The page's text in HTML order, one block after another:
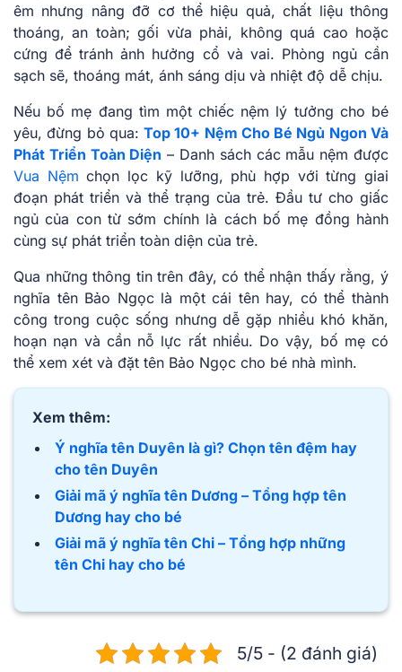
êm nhưng nâng đỡ cơ thể hiệu quả, chất liệu thông
thoáng, an toàn; gối vừa phải, không quá cao hoặc
cứng để tránh ảnh hưởng cổ và vai. Phòng ngủ cần
sạch sẽ, thoáng mát, ánh sáng dịu và nhiệt độ dễ chịu.
Nếu bố mẹ đang tìm một chiếc nệm lý tưởng cho bé
yêu, đừng bỏ qua:Top 10+ Nệm Cho Bé Ngủ Ngon Và
Phát Triển Toàn Diện – Danh sách các mẫu nệm được
Vua Nệm chọn lọc kỹ lưỡng, phù hợp với từng giai
đoạn phát triển và thể trạng của trẻ. Đầu tư cho giấc
ngủ của con từ sớm chính là cách bố mẹ đồng hành
cùng sự phát triển toàn diện của trẻ.
Qua những thông tin trên đây, có thể nhận thấy rằng, ý
nghĩa tên Bảo Ngọc là một cái tên hay, có thể thành
công trong cuộc sống nhưng dễ gặp nhiều khó khăn,
hoạn nạn và cần nỗ lực rất nhiều. Do vậy, bố mẹ có
thể xem xét và đặt tên Bảo Ngọc cho bé nhà mình.
Xem thêm:
Ý nghĩa tên Duyên là gì? Chọn tên đệm hay
cho tên Duyên
Giải mã ý nghĩa tên Dương – Tổng hợp tên
Dương hay cho bé
Giải mã ý nghĩa tên Chi – Tổng hợp những
tên Chi hay cho bé
5/5 - (2 đánh giá)